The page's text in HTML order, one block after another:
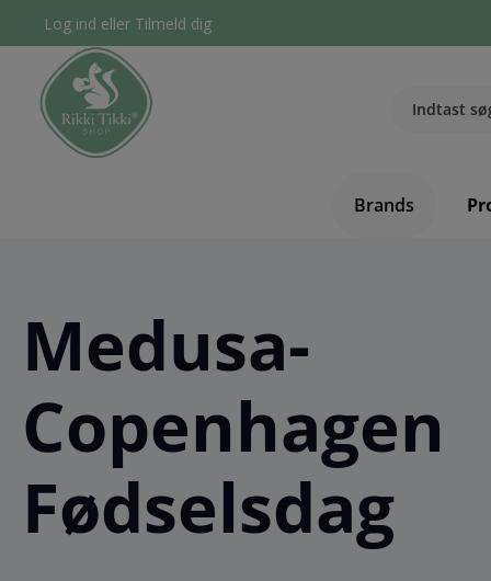
Log ind eller Tilmeld dig
Brands
Medusa-
Copenhagen
Fødselsdag